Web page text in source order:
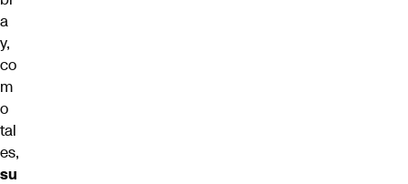
a
y,
co
m
o
tal
es,
su